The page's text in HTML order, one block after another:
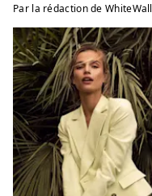
Par la rédaction de WhiteWall